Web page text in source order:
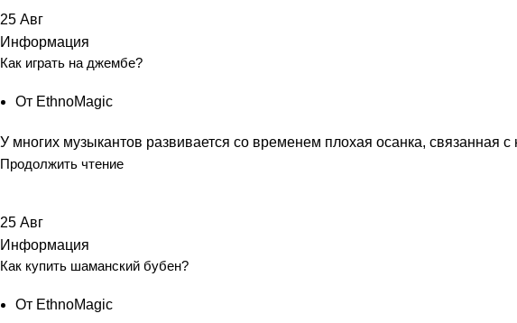
25 Авг
Информация
Как играть на джембе?
От EthnoMagic
У многих музыкантов развивается со временем плохая осанка, связанная
Продолжить чтение
25 Авг
Информация
Как купить шаманский бубен?
От EthnoMagic